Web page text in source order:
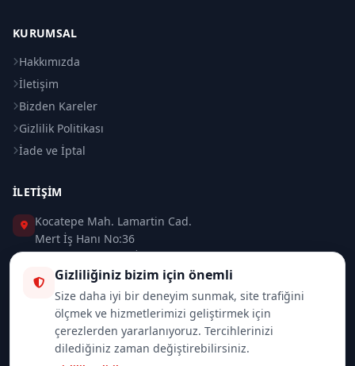
KURUMSAL
Hakkımızda
İletişim
Bizden Kareler
Gizlilik Politikası
İade ve İptal
İLETIŞIM
Kocatepe Mah. Lamartin Cad.
Mert İş Hanı No:36
Taksim / Beyoğlu / İSTANBUL
0 (212) 235 37 83
0 (532) 418 08 46
info@merttrade.com
Gizliliğiniz bizim için önemli
Size daha iyi bir deneyim sunmak, site trafiğini
ölçmek ve hizmetlerimizi geliştirmek için
çerezlerden yararlanıyoruz. Tercihlerinizi
dilediğiniz zaman değiştirebilirsiniz.